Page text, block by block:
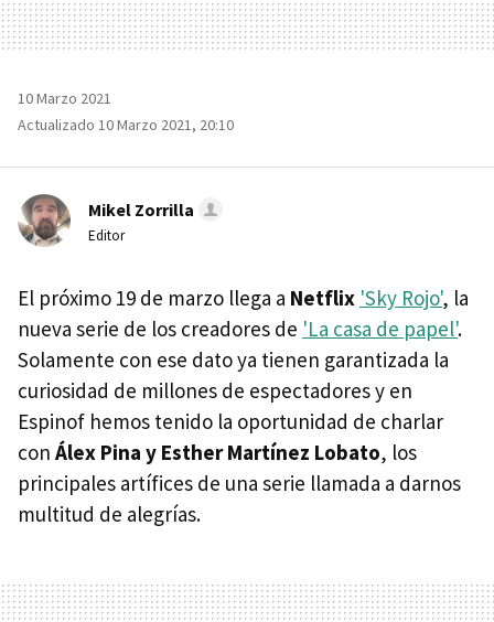
10 Marzo 2021
Actualizado 10 Marzo 2021, 20:10
Mikel Zorrilla
Editor
El próximo 19 de marzo llega a Netflix 'Sky Rojo', la
nueva serie de los creadores de 'La casa de papel'.
Solamente con ese dato ya tienen garantizada la
curiosidad de millones de espectadores y en
Espinof hemos tenido la oportunidad de charlar
con Álex Pina y Esther Martínez Lobato, los
principales artífices de una serie llamada a darnos
multitud de alegrías.